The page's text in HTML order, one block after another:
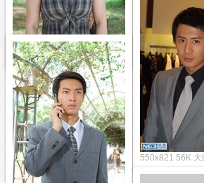
550x819 103K 大图